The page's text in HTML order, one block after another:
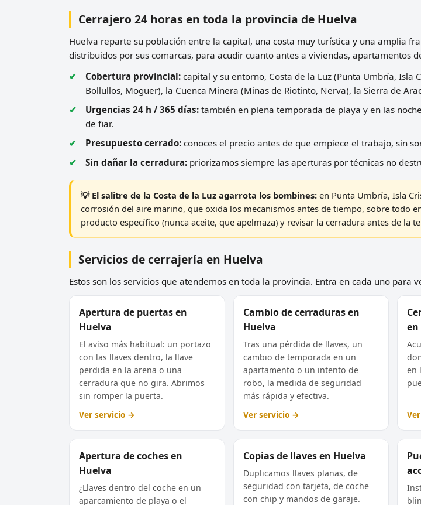
Cerrajero 24 horas en toda la provincia de Huelva
Huelva reparte su población entre la capital, una costa muy turística y una amplia
distribuidos por sus comarcas, para acudir cuanto antes a viviendas, apartamentos
Cobertura provincial: capital y su entorno, Costa de la Luz (Punta Umbría,
Bollullos, Moguer), la Cuenca Minera (Minas de Riotinto, Nerva), la Sierra de
Urgencias 24 h / 365 días: también en plena temporada de playa y en las
de fiar.
Presupuesto cerrado: conoces el precio antes de que empiece el trabajo, sin
Sin dañar la cerradura: priorizamos siempre las aperturas por técnicas no
💡 El salitre de la Costa de la Luz agarrota los bombines: en Punta Umbría, Isla
corrosión del aire marino, que oxida los mecanismos antes de tiempo, sobre todo
producto específico (nunca aceite, que apelmaza) y revisar la cerradura antes de la
Servicios de cerrajería en Huelva
Estos son los servicios que atendemos en toda la provincia. Entra en cada uno para
Apertura de puertas en
Huelva
El aviso más habitual: un portazo
con las llaves dentro, la llave
perdida en la arena o una
cerradura que no gira. Abrimos
sin romper la puerta.
Ver servicio →
Cambio de cerraduras en
Huelva
Tras una pérdida de llaves, un
cambio de temporada en un
apartamento o un intento de
robo, la medida de seguridad
más rápida y efectiva.
Ver servicio →
en
en
Apertura de coches en
Huelva
¿Llaves dentro del coche en un
aparcamiento de playa o el
Copias de llaves en Huelva
Duplicamos llaves planas, de
seguridad con tarjeta, de coche
con chip y mandos de garaje.